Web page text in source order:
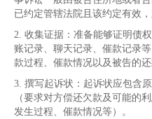
已约定管辖法院且该约定有效，
2. 收集证据：准备能够证明债
账记录、聊天记录、催款记录
款过程、催款情况以及被告的还
3. 撰写起诉状：起诉状应包含
（要求对方偿还欠款及可能的
发生过程、催款情况等）。